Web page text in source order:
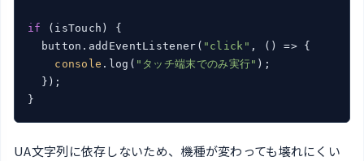
if
(isTouch) {
  button.addEventListener(
"click" , () => {
console .log( "タッチ端末でのみ実行" );
  });
}
UA文字列に依存しないため、機種が変わっても壊れにくい